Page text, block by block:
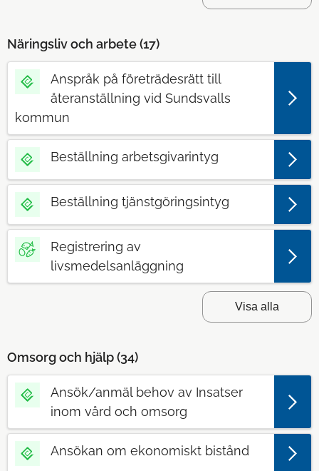
Näringsliv och arbete (17)
Anspråk på företrädesrätt till
återanställning vid Sundsvalls
kommun
Beställning arbetsgivarintyg
Beställning tjänstgöringsintyg
Registrering av
livsmedelsanläggning
Visa alla
Omsorg och hjälp (34)
Ansök/anmäl behov av Insatser
inom vård och omsorg
Ansökan om ekonomiskt bistånd